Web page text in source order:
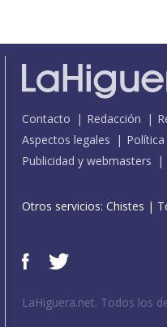
Contacto Redacción
Aspectos legales
Publicidad y webmasters
Otros servicios: Chistes |
LaHiguera.net. Todos los